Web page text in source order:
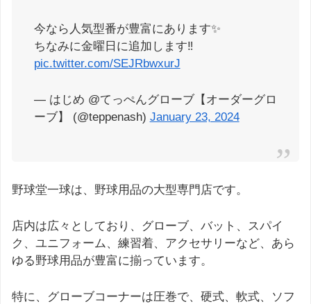
今なら人気型番が豊富にあります✨
ちなみに金曜日に追加します‼️
pic.twitter.com/SEJRbwxurJ
— はじめ @てっぺんグローブ【オーダーグロ
ーブ】 (@teppenash) January 23, 2024
野球堂一球は、野球用品の大型専門店です。
店内は広々としており、グローブ、バット、スパイ
ク、ユニフォーム、練習着、アクセサリーなど、あら
ゆる野球用品が豊富に揃っています。
特に、グローブコーナーは圧巻で、硬式、軟式、ソフ